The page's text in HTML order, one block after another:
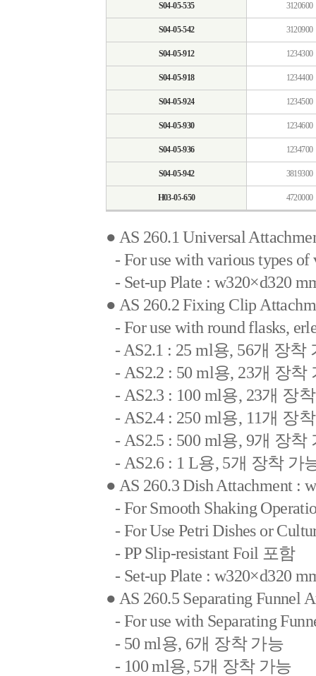
S04-05-535 3120600
S04-05-542 3120900
S04-05-912 1234300
S04-05-918 1234400
S04-05-924 1234500
S04-05-930 1234600
S04-05-936 1234700
S04-05-942 3819300
H03-05-650 4720000
● AS 260.1 Universal
- For use with various types of
- Set-up Plate : w320×d320
● AS 260.2 Fixing Clip
- For use with round flasks,
- AS2.1 : 25 ml용, 56개 장착
- AS2.2 : 50 ml용, 23개 장착
- AS2.3 : 100 ml용, 23개 장
- AS2.4 : 250 ml용, 11개 장
- AS2.5 : 500 ml용, 9개 장착
- AS2.6 : 1 L용, 5개 장착 가
● AS 260.3 Dish Attachment :
- For Smooth Shaking
- For Use Petri Dishes or
- PP Slip-resistant Foil 포함
- Set-up Plate : w320×d320
● AS 260.5 Separating Funnel
- For use with Separating
- 50 ml용, 6개 장착 가능
- 100 ml용, 5개 장착 가능